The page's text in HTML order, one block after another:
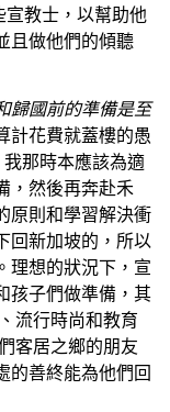
宣教士，以幫助他
且做他們的傾聽
歸國前的準備是至
計花費就蓋樓的愚
那時本應該為適
，然後再奔赴禾
原則和學習解決衝
回新加坡的，所以
理想的狀況下，宣
孩子們做準備，其
流行時尚和教育
客居之鄉的朋友
的善終能為他們回